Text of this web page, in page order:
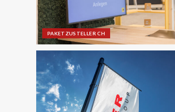
PAKETZUSTELLER CH